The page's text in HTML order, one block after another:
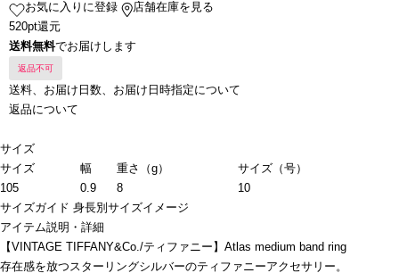
お気に入りに登録
店舗在庫を見る
520pt還元
送料無料でお届けします
返品不可
送料、お届け日数、お届け日時指定について
返品について
サイズ
サイズ
幅 重さ（g）
サイズ（号）
105
0.9 8
10
サイズガイド 身長別サイズイメージ
アイテム説明・詳細
【VINTAGE TIFFANY&Co./ティファニー】Atlas medium band ring
存在感を放つスターリングシルバーのティファニーアクセサリー。